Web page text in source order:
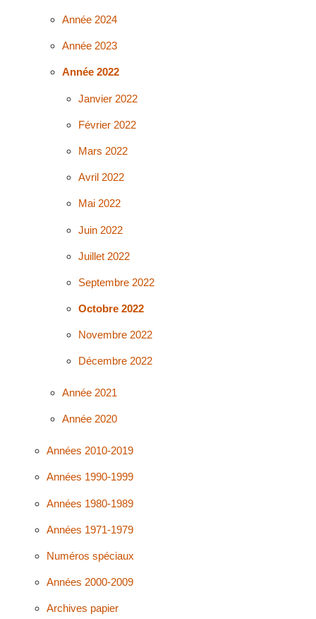
Année 2024
Année 2023
Année 2022
Janvier 2022
Février 2022
Mars 2022
Avril 2022
Mai 2022
Juin 2022
Juillet 2022
Septembre 2022
Octobre 2022
Novembre 2022
Décembre 2022
Année 2021
Année 2020
Années 2010-2019
Années 1990-1999
Années 1980-1989
Années 1971-1979
Numéros spéciaux
Années 2000-2009
Archives papier